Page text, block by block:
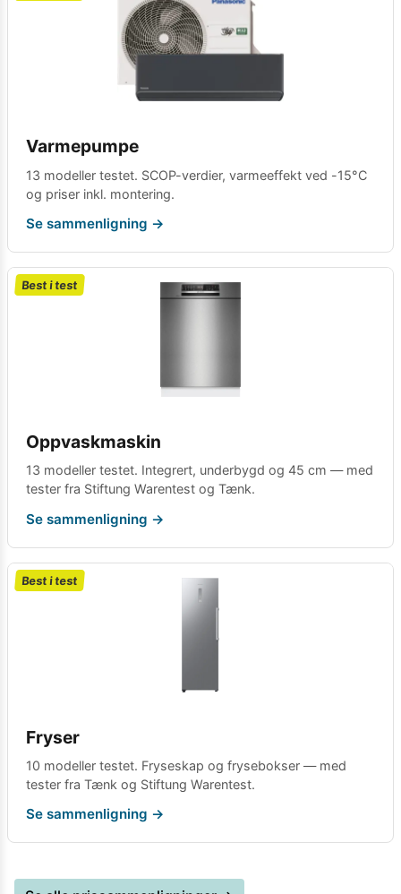
Varmepumpe
13 modeller testet. SCOP-verdier, varmeeffekt ved -15°C
og priser inkl. montering.
Se sammenligning →
Best i test
Oppvaskmaskin
13 modeller testet. Integrert, underbygd og 45 cm — med
tester fra Stiftung Warentest og Tænk.
Se sammenligning →
Best i test
Fryser
10 modeller testet. Fryseskap og frysebokser — med
tester fra Tænk og Stiftung Warentest.
Se sammenligning →